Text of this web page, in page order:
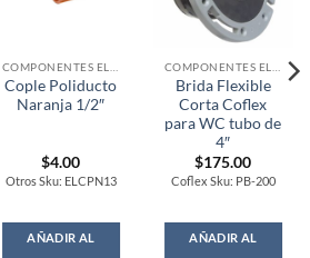
Cople Poliducto
Naranja 1/2″
$4.00
Otros Sku: ELCPN13
AÑADIR AL
Brida Flexible
Corta Coflex
para WC tubo de
4″
$175.00
Coflex Sku: PB-200
AÑADIR AL